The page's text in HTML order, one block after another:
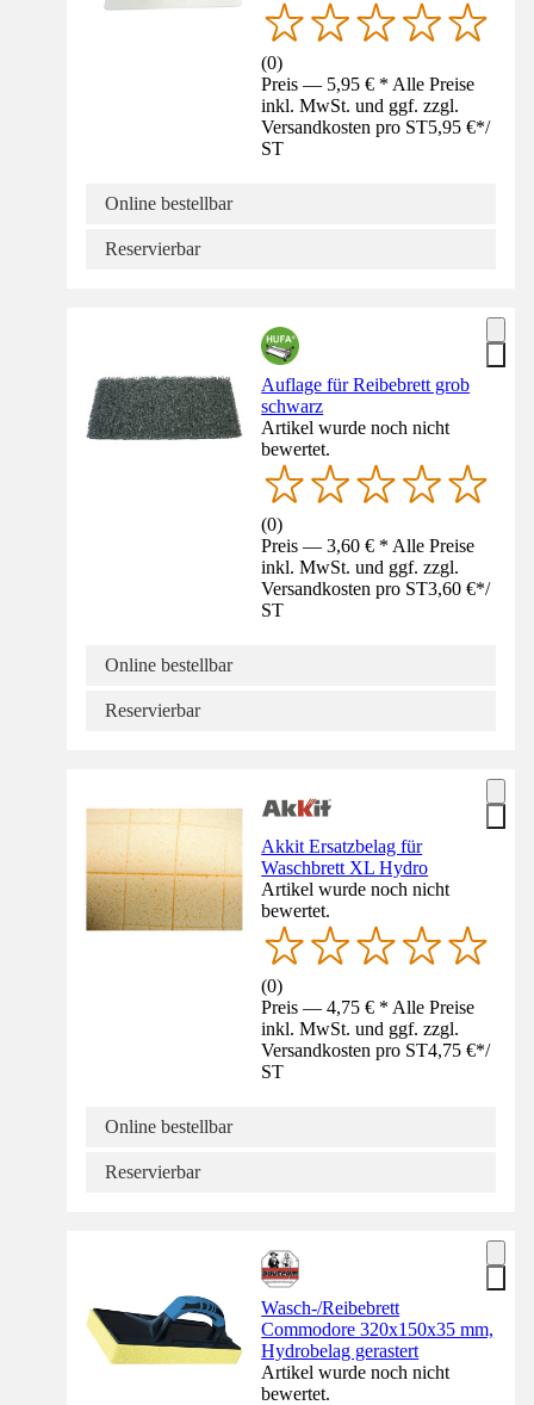
(0)
Preis — 5,95 € * Alle Preise
inkl. MwSt. und ggf. zzgl.
Versandkosten pro ST5,95 €*/
ST
Online bestellbar
Reservierbar
Auflage für Reibebrett grob
schwarz
Artikel wurde noch nicht
bewertet.
(0)
Preis — 3,60 € * Alle Preise
inkl. MwSt. und ggf. zzgl.
Versandkosten pro ST3,60 €*/
ST
Online bestellbar
Reservierbar
Akkit Ersatzbelag für
Waschbrett XL Hydro
Artikel wurde noch nicht
bewertet.
(0)
Preis — 4,75 € * Alle Preise
inkl. MwSt. und ggf. zzgl.
Versandkosten pro ST4,75 €*/
ST
Online bestellbar
Reservierbar
Wasch-/Reibebrett
Commodore 320x150x35 mm,
Hydrobelag gerastert
Artikel wurde noch nicht
bewertet.